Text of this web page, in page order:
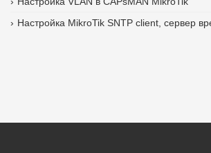
Настройка MikroTik SNTP client, сервер